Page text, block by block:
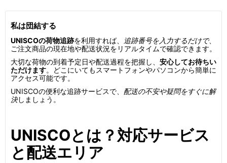
私は団結する
UNISCOの荷物追跡を利用すれば、 追跡番号を入力するだけで、
ご注文商品の現在地や配送状況をリアルタイムで確認できます。
大切な荷物の到着予定日や配送過程を把握し、 安心してお待ちい
ただけます。どこにいてもスマートフォンやパソコンから簡単に
アクセス可能です。
UNISCOの便利な追跡サービスで、 配送の不安や疑問をすぐに解
決しましょう。
UNISCOとは？対応サービス
と配送エリア